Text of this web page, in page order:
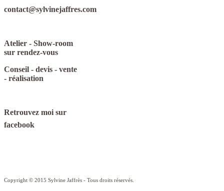
contact@sylvinejaffres.com
Atelier - Show-room
sur rendez-vous
Conseil - devis - vente
- réalisation
Retrouvez moi sur
facebook
Copyright © 2015 Sylvine Jaffrès - Tous droits réservés.